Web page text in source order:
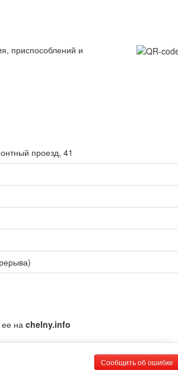
приспособлений и
проезд, 41
на chelny.info
Сообщить об ошибке